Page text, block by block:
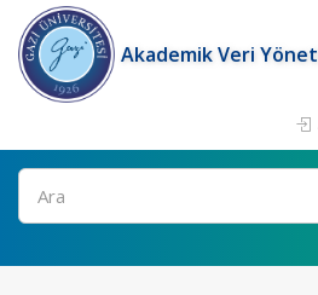
Akademik Veri
Ara